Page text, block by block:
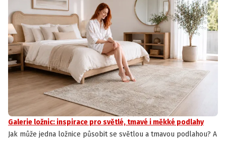
Galerie ložnic: inspirace pro světlé, tmavé i měkké podlahy
Jak může jedna ložnice působit se světlou a tmavou podlahou? A